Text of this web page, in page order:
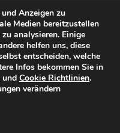
Leitlinien
KI in der
– Alle
Anzeigen zu
Medien bereitzustellen
analysieren. Einige
helfen uns, diese
entscheiden, welche
Infos bekommen Sie in
und Cookie Richtlinien.
verändern